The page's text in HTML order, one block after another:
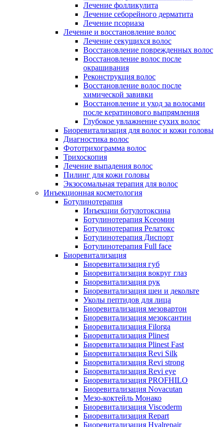
Лечение фолликулита
Лечение себорейного дерматита
Лечение псориаза
Лечение и восстановление волос
Лечение секущихся волос
Восстановление поврежденных волос
Восстановление волос после
окрашивания
Реконструкция волос
Восстановление волос после
химической завивки
Восстановление и уход за волосами
после кератинового выпрямления
Глубокое увлажнение сухих волос
Биоревитализация для волос и кожи головы
Диагностика волос
Фототрихограмма волос
Трихоскопия
Лечение выпадения волос
Пилинг для кожи головы
Экзосомальная терапия для волос
Инъекционная косметология
Ботулинотерапия
Инъекции ботулотоксина
Ботулинотерапия Ксеомин
Ботулинотерапия Релатокс
Ботулинотерапия Диспорт
Ботулинотерапия Full face
Биоревитализация
Биоревитализация губ
Биоревитализация вокруг глаз
Биоревитализация рук
Биоревитализация шеи и декольте
Уколы пептидов для лица
Биоревитализация мезовартон
Биоревитализация мезоксантин
Биоревитализация Filorga
Биоревитализация Plinest
Биоревитализация Plinest Fast
Биоревитализация Revi Silk
Биоревитализация Revi strong
Биоревитализация Revi eye
Биоревитализация PROFHILO
Биоревитализация Novacutan
Мезо-коктейль Монако
Биоревитализация Viscoderm
Биоревитализация Repart
Биоревитализация Hyalrepair